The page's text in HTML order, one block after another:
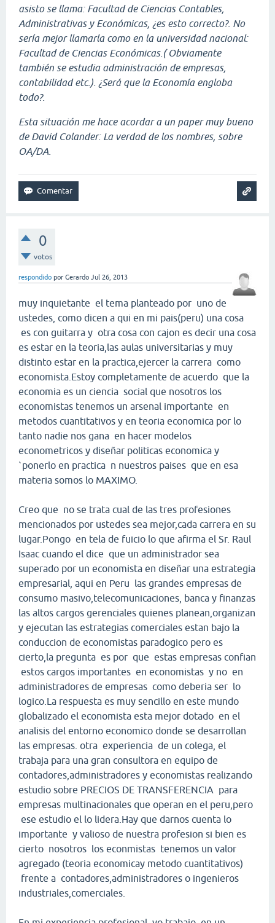
asisto se llama: Facultad de Ciencias Contables,
Administrativas y Económicas, ¿es esto correcto?. No
sería mejor llamarla como en la universidad nacional:
Facultad de Ciencias Económicas.( Obviamente
también se estudia administración de empresas,
contabilidad etc.). ¿Será que la Economía engloba
todo?.
Esta situación me hace acordar a un paper muy bueno
de David Colander: La verdad de los nombres, sobre
OA/DA.
0
votos
respondido por Gerardo Jul 26, 2013
muy inquietante el tema planteado por uno de
ustedes, como dicen a qui en mi pais(peru) una cosa
es con guitarra y otra cosa con cajon es decir una cosa
es estar en la teoria,las aulas universitarias y muy
distinto estar en la practica,ejercer la carrera como
economista.Estoy completamente de acuerdo que la
economia es un ciencia social que nosotros los
economistas tenemos un arsenal importante en
metodos cuantitativos y en teoria economica por lo
tanto nadie nos gana en hacer modelos
econometricos y diseñar politicas economica y
`ponerlo en practica n nuestros paises que en esa
materia somos lo MAXIMO.
Creo que no se trata cual de las tres profesiones
mencionados por ustedes sea mejor,cada carrera en su
lugar.Pongo en tela de fuicio lo que afirma el Sr. Raul
Isaac cuando el dice que un administrador sea
superado por un economista en diseñar una estrategia
empresarial, aqui en Peru las grandes empresas de
consumo masivo,telecomunicaciones, banca y finanzas
las altos cargos gerenciales quienes planean,organizan
y ejecutan las estrategias comerciales estan bajo la
conduccion de economistas paradogico pero es
cierto,la pregunta es por que estas empresas confian
estos cargos importantes en economistas y no en
administradores de empresas como deberia ser lo
logico.La respuesta es muy sencillo en este mundo
globalizado el economista esta mejor dotado en el
analisis del entorno economico donde se desarrollan
las empresas. otra experiencia de un colega, el
trabaja para una gran consultora en equipo de
contadores,administradores y economistas realizando
estudio sobre PRECIOS DE TRANSFERENCIA para
empresas multinacionales que operan en el peru,pero
ese estudio el lo lidera.Hay que darnos cuenta lo
importante y valioso de nuestra profesion si bien es
cierto nosotros los econmistas tenemos un valor
agregado (teoria economicay metodo cuantitativos)
frente a contadores,administradores o ingenieros
industriales,comerciales.